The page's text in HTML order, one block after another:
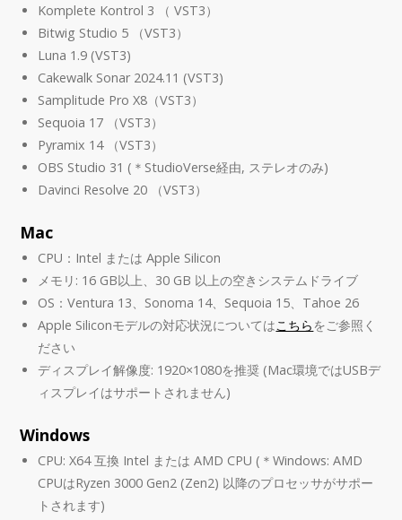
Komplete Kontrol 3 （ VST3）
Bitwig Studio 5 （VST3）
Luna 1.9 (VST3)
Cakewalk Sonar 2024.11 (VST3)
Samplitude Pro X8（VST3）
Sequoia 17 （VST3）
Pyramix 14 （VST3）
OBS Studio 31 (＊StudioVerse経由, ステレオのみ)
Davinci Resolve 20 （VST3）
Mac
CPU：Intel または Apple Silicon
メモリ: 16 GB以上、30 GB 以上の空きシステムドライブ
OS：Ventura 13、Sonoma 14、Sequoia 15、Tahoe 26
Apple Siliconモデルの対応状況についてはこちらをご参照く
ださい
ディスプレイ解像度: 1920×1080を推奨 (Mac環境ではUSBデ
ィスプレイはサポートされません)
Windows
CPU: X64 互換 Intel または AMD CPU (＊Windows: AMD
CPUはRyzen 3000 Gen2 (Zen2) 以降のプロセッサがサポー
トされます)